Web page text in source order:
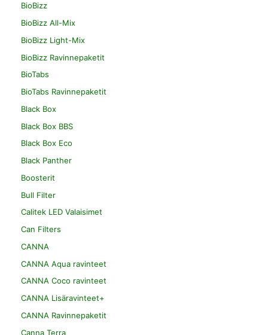
BioBizz
BioBizz All-Mix
BioBizz Light-Mix
BioBizz Ravinnepaketit
BioTabs
BioTabs Ravinnepaketit
Black Box
Black Box BBS
Black Box Eco
Black Panther
Boosterit
Bull Filter
Calitek LED Valaisimet
Can Filters
CANNA
CANNA Aqua ravinteet
CANNA Coco ravinteet
CANNA Lisäravinteet+
CANNA Ravinnepaketit
Canna Terra